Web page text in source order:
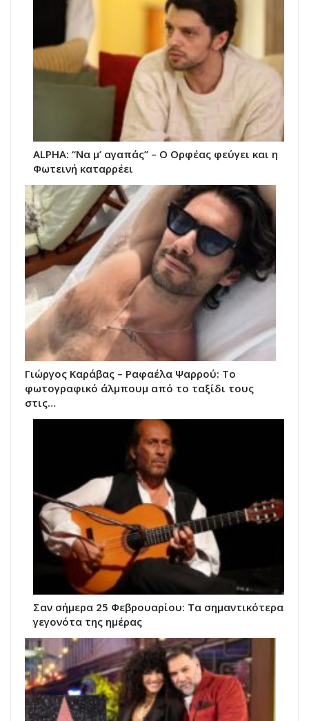
ALPHA: “Να μ’ αγαπάς” – Ο Ορφέας φεύγει και η
Φωτεινή καταρρέει
Γιώργος Καράβας – Ραφαέλα Ψαρρού: Το
φωτογραφικό άλμπουμ από το ταξίδι τους
στις…
Σαν σήμερα 25 Φεβρουαρίου: Τα σημαντικότερα
γεγονότα της ημέρας